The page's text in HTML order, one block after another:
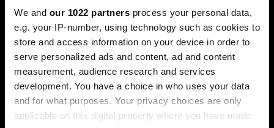
We and our 1022 partners process your personal data,
e.g. your IP-number, using technology such as cookies to
store and access information on your device in order to
serve personalized ads and content, ad and content
measurement, audience research and services
development. You have a choice in who uses your data
and for what purposes. Your privacy choices are only
applicable on this digital property where you have made
Xpeng P7+: Luksuzni kineski
automobil koji priča kao navijen
Luksuzni fastback s vlastitim čipom koji po
performansama nadmašuje usporedive Nvidijine proizvode.